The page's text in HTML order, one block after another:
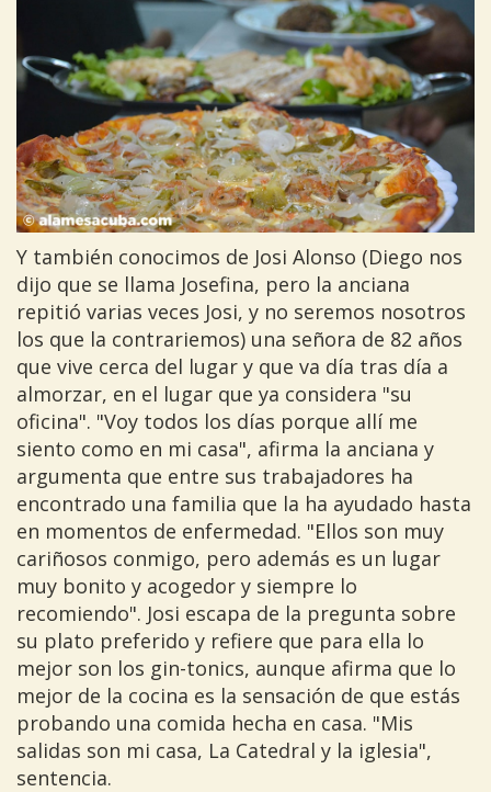
Y también conocimos de Josi Alonso (Diego nos
dijo que se llama Josefina, pero la anciana
repitió varias veces Josi, y no seremos nosotros
los que la contrariemos) una señora de 82 años
que vive cerca del lugar y que va día tras día a
almorzar, en el lugar que ya considera "su
oficina". "Voy todos los días porque allí me
siento como en mi casa", afirma la anciana y
argumenta que entre sus trabajadores ha
encontrado una familia que la ha ayudado hasta
en momentos de enfermedad. "Ellos son muy
cariñosos conmigo, pero además es un lugar
muy bonito y acogedor y siempre lo
recomiendo". Josi escapa de la pregunta sobre
su plato preferido y refiere que para ella lo
mejor son los gin-tonics, aunque afirma que lo
mejor de la cocina es la sensación de que estás
probando una comida hecha en casa. "Mis
salidas son mi casa, La Catedral y la iglesia",
sentencia.